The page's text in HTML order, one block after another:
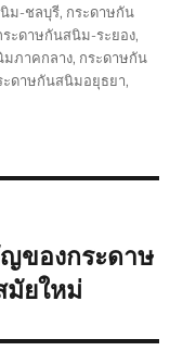
ม-ชลบุรี, กระดาษกัน
ระดาษกันสนิม-ระยอง,
มภาคกลาง, กระดาษกัน
ะดาษกันสนิมอยุธยา,
ของกระดาษ
ยใหม่